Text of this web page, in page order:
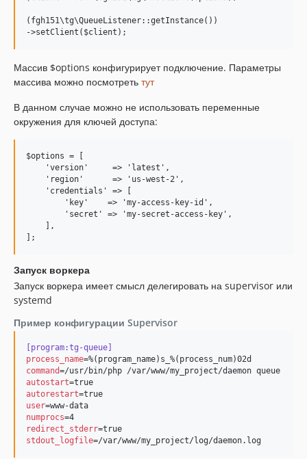
(fgh151\tg\QueueListener::getInstance())
Массив $options конфигурирует подключение. Параметры
массива можно посмотреть тут
В данном случае можно не использовать переменные
окружения для ключей доступа:
$options = [
    'version'     => 'latest',
    'region'      => 'us-west-2',
    'credentials' => [
        'key'    => 'my-access-key-id',
        'secret' => 'my-secret-access-key',
    ],
Запуск воркера
Запуск воркера имеет смысл делегировать на supervisor или
systemd
Пример конфигурации Supervisor
[program:tg-queue]
process_name
command
autostart
autorestart
user
numprocs
redirect_stderr
stdout_logfile=/var/www/my_project/log/daemon.log